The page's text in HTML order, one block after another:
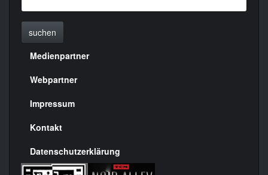
suchen
Menülinks
rechte
Seite
Medienpartner
Webpartner
Impressum
Kontakt
Datenschutzerklärung